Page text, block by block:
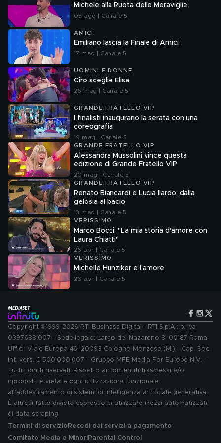
Michele alla Ruota delle Meraviglie
05 ago | Canale 5
AMICI
Emiliano lascia la Finale di Amici
17 mag | Canale 5
UOMINI E DONNE
Ciro sceglie Elisa
26 mag | Canale 5
GRANDE FRATELLO VIP
I finalisti inaugurano la serata con una
coreografia
19 mag | Canale 5
GRANDE FRATELLO VIP
Alessandra Mussolini vince questa
edizione di Grande Fratello VIP
20 mag | Canale 5
GRANDE FRATELLO VIP
Renato Biancardi e Lucia Ilardo: dalla
gelosia al bacio
13 mag | Canale 5
VERISSIMO
Marco Bocci: "La mia storia d'amore con
Laura Chiatti"
26 apr | Canale 5
VERISSIMO
Michelle Hunziker e l'amore
26 apr | Canale 5
Copyright ©1999-2026 RTI Business Digital - RTI S.p.A.: p. iva
03976881007 - Sede legale: Largo del Nazareno 8, 00187 Roma.
Uffici: Viale Europa 46, 20093 Cologno Monzese (MI) - Cap. Soc.
int. vers. € 500.000.007 - Gruppo MFE Media For Europe N.V. -
Tutti i diritti riservati. Rispetto ai contenuti trasmessi e/o
riprodotti è vietata ogni utilizzazione funzionale
all'addestramento di sistemi di intelligenza artificiale generativa.
È altresì fatto divieto espresso di utilizzare mezzi automatizzati
di data scraping.
Termini di servizio Recedi dai servizi a pagamento
Comitato Media e MinoriParental Control